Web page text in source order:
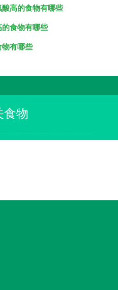
酸高的食物有哪些
的食物有哪些
物有哪些
食物